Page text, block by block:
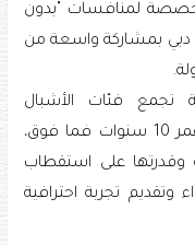
لمنافسات "بدون
دبي بمشاركة واسعة من
تجمع فئات الأشبال
والناشئين والكبار والأساتذة، بدءاً من عمر 10 سنوات فما فوق،
على استقطاب
تجربة احترافية